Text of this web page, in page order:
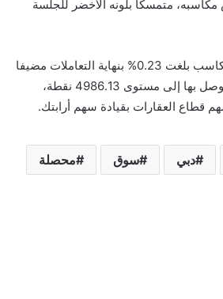
متمسكا بلونه الأخضر للجلسة
واكتفى مؤشر السوق بمكاسب بلغت 0.23% بنهاية التعاملات مضيفا
11.62 نقطة إلى رصيده، وصل بها إلى مستوى 4986.13 نقطة،
قطاع العقارات بقيادة سهم أرابتك.
دبي سوق محصلة